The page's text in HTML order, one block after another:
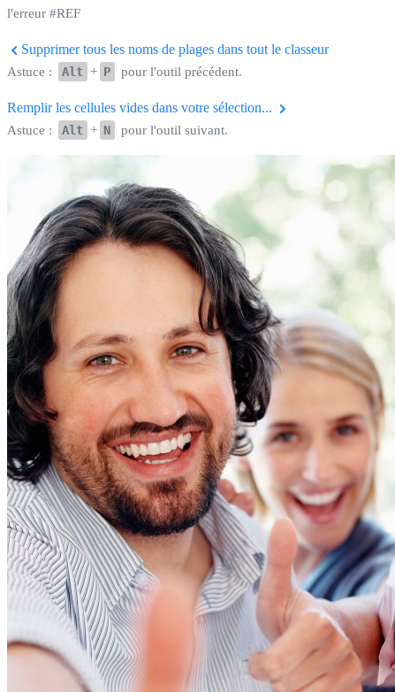
l'erreur #REF
Supprimer tous les noms de plages dans tout le classeur
Astuce : Alt + P pour l'outil précédent.
Remplir les cellules vides dans votre sélection...
Astuce : Alt + N pour l'outil suivant.